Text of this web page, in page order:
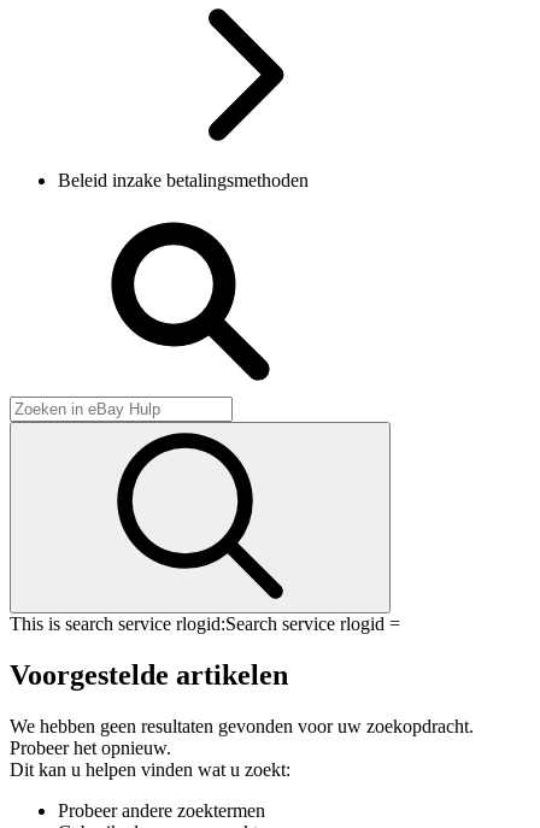
Beleid inzake betalingsmethoden
This is search service rlogid:Search service rlogid =
Voorgestelde artikelen
We hebben geen resultaten gevonden voor uw zoekopdracht.
Probeer het opnieuw.
Dit kan u helpen vinden wat u zoekt:
Probeer andere zoektermen